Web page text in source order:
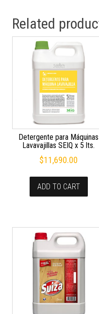
Related
Detergente para Máquinas
Lavavajillas SEIQ x 5 lts.
$11,690.00
ADD TO CART